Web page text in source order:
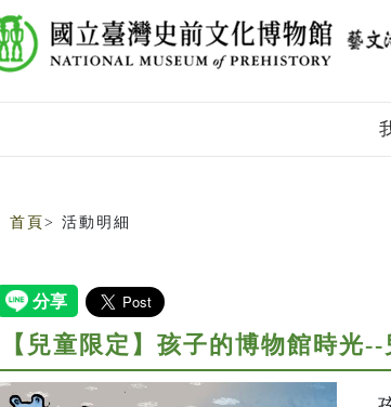
首頁 > 活動明細
【兒童限定】孩子的博物館時光